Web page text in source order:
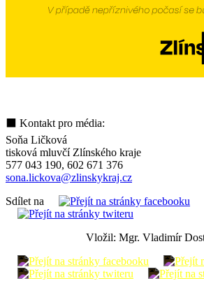
⬛ Kontakt pro média:
Soňa Ličková
tisková mluvčí Zlínského kraje
577 043 190, 602 671 376
sona.lickova@zlinskykraj.cz
Sdílet na
Vložil: Mgr. Vladimír